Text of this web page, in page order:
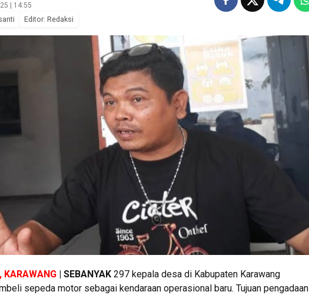
| 14:55
Editor: Redaksi
| SEBANYAK 297 kepala desa di Kabupaten Karawang
sepeda motor sebagai kendaraan operasional baru. Tujuan pengadaan